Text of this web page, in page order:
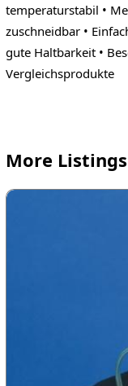
temperaturstabil •
zuschneidbar •
gute Haltbarkeit •
Vergleichsprodukte
More Listings